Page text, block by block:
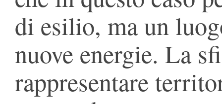
di esilio, ma un
nuove energie. La
rappresentare